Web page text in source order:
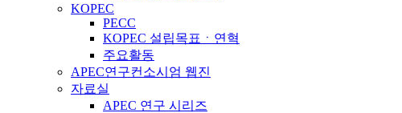
KOPEC
PECC
KOPEC 설립목표ㆍ연혁
주요활동
APEC연구컨소시엄 웹진
자료실
APEC 연구 시리즈